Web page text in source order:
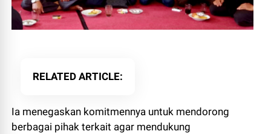
RELATED ARTICLE
Ia menegaskan komitmennya untuk mendorong
berbagai pihak terkait agar mendukung